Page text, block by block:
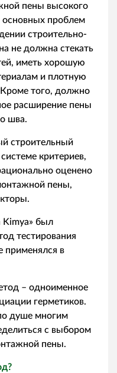
пены высокого
основных проблем
строительно-
не должна стекать
иметь хорошую
и плотную
Кроме того, должно
расширение пены
шва.
строительный
критериев,
оценено
пены,
Kimya» был
тестирования
применялся в
– одноименное
герметиков.
душе многим
с выбором
пены.